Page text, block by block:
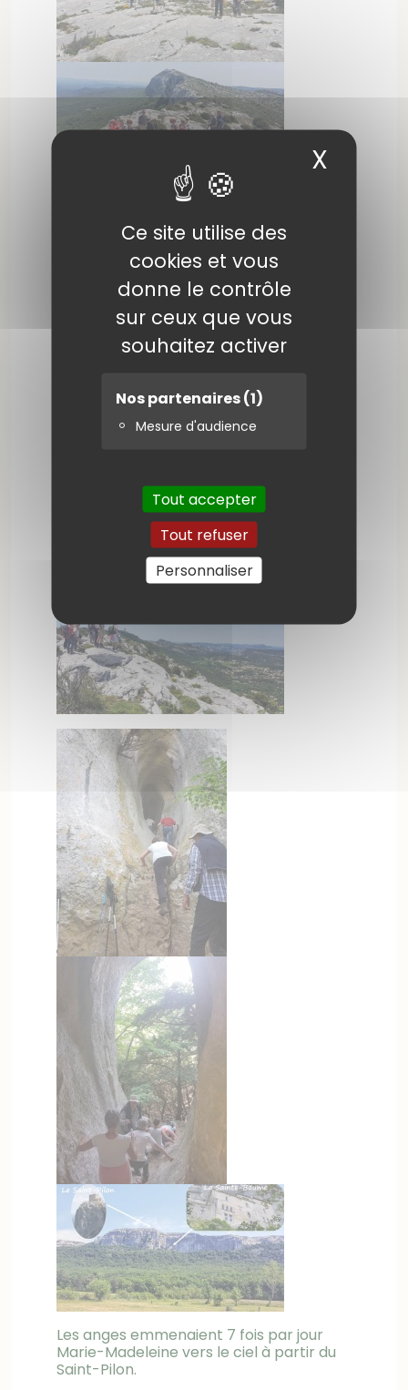
Ce site utilise des
cookies et vous
donne le contrôle
sur ceux que vous
souhaitez activer
Nos partenaires(1)
Mesure d'audience
Tout accepter
Tout refuser
Personnaliser
X
Les anges emmenaient 7 fois par jour
Marie-Madeleine vers le ciel à partir du
Saint-Pilon.